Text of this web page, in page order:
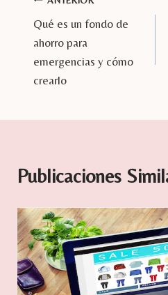
de
entradas
Qué es un fondo de
ahorro para
emergencias y cómo
crearlo
Publicaciones